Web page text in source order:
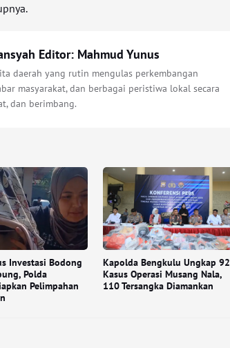
Editor: Mahmud Yunus
daerah yang rutin mengulas perkembangan
masyarakat, dan berbagai peristiwa lokal secara
dan berimbang.
Investasi Bodong
Polda
Pelimpahan
Kapolda Bengkulu Ungkap 92
Kasus Operasi Musang Nala,
110 Tersangka Diamankan